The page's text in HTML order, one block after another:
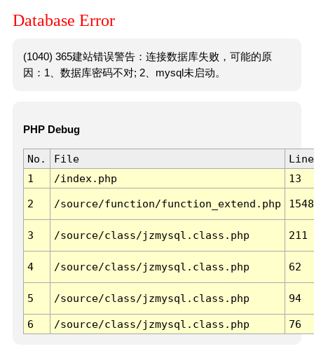
Database Error
(1040) 365建站错误警告：连接数据库失败，可能的原
因：1、数据库密码不对; 2、mysql未启动。
PHP Debug
No. File
Line
1
/index.php 13
2 /source/function/function_extend.php 1548
3 /source/class/jzmysql.class.php 211
4 /source/class/jzmysql.class.php 62
5 /source/class/jzmysql.class.php 94
6 /source/class/jzmysql.class.php 76